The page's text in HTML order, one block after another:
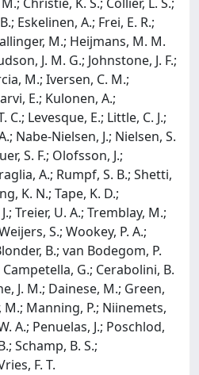
Eskelinen, A.; Frei, E. R.;
M.; Heijmans, M. M.
J. M. G.; Johnstone, J. F.;
M.; Iversen, C. M.;
E.; Kulonen, A.;
C.; Levesque, E.; Little, C. J.;
Nabe-Nielsen, J.; Nielsen, S.
S. F.; Olofsson, J.;
A.; Rumpf, S. B.; Shetti,
K. N.; Tape, K. D.;
Treier, U. A.; Tremblay, M.;
S.; Wookey, P. A.;
B.; van Bodegom, P.
G.; Cerabolini, B.
J. M.; Dainese, M.; Green,
M.; Manning, P.; Niinemets,
A.; Penuelas, J.; Poschlod,
Schamp, B. S.;
F. T.